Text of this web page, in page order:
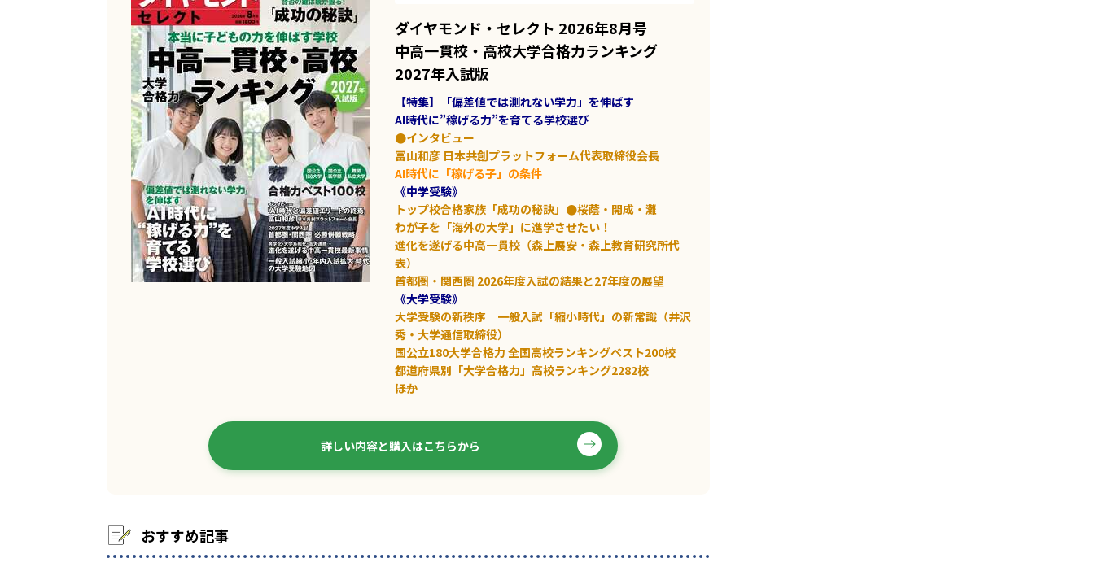
ダイヤモンド・セレクト 2026年8月号
中高一貫校・高校大学合格力ランキング
2027年入試版
【特集】「偏差値では測れない学力」を伸ばす
AI時代に”稼げる力”を育てる学校選び
●インタビュー
冨山和彦 日本共創プラットフォーム代表取締役会長
AI時代に「稼げる子」の条件
《中学受験》
トップ校合格家族「成功の秘訣」●桜蔭・開成・灘
わが子を「海外の大学」に進学させたい！
進化を遂げる中高一貫校（森上展安・森上教育研究所代
表）
首都圏・関西圏 2026年度入試の結果と27年度の展望
《大学受験》
大学受験の新秩序 一般入試「縮小時代」の新常識（井沢
秀・大学通信取締役）
国公立180大学合格力 全国高校ランキングベスト200校
都道府県別「大学合格力」高校ランキング2282校
――ほか
詳しい内容と購入はこちらから
おすすめ記事